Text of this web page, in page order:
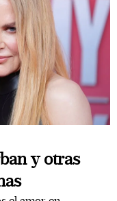
y otras